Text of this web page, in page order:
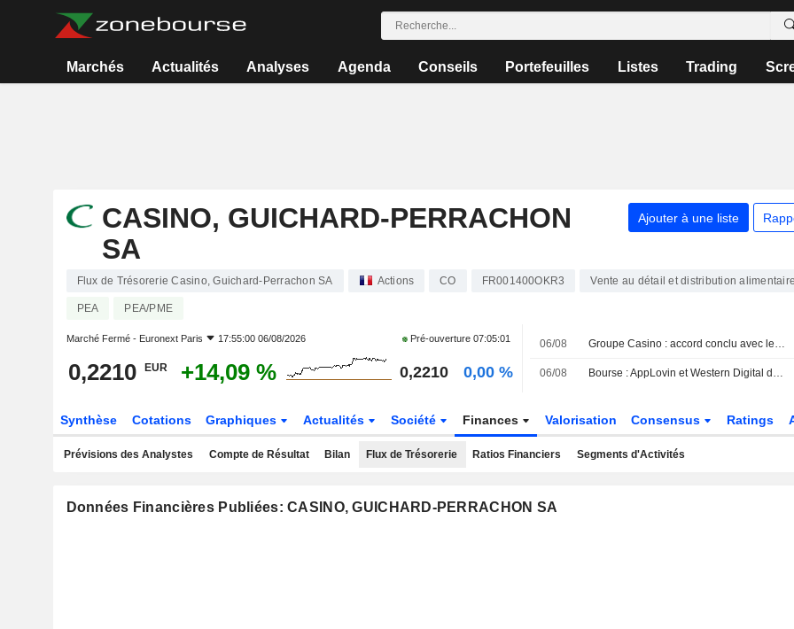
Marchés Actualités Analyses Agenda Conseils Portefeuilles Listes Trading
CASINO, GUICHARD-PERRACHON
SA
Ajouter à une liste
Flux de Trésorerie Casino, Guichard-Perrachon SA Actions CO FR001400OKR3 Vente au détail et distribution
PEA PEA/PME
Marché Fermé - Euronext Paris 17:55:00 06/08/2026 Pré-ouverture 07:05:01
0,2210 EUR +14,09 % 0,2210 0,00 %
06/08 Groupe Casino : accord conclu avec les créanciers
06/08 Bourse : AppLovin et Western Digital dans le dur, rumeurs sur Vusion
Synthèse Cotations Graphiques Actualités Société Finances Valorisation Consensus Ratings
Prévisions des Analystes Compte de Résultat Bilan Flux de Trésorerie Ratios Financiers Segments d'Activités
Données Financières Publiées: CASINO, GUICHARD-PERRACHON SA